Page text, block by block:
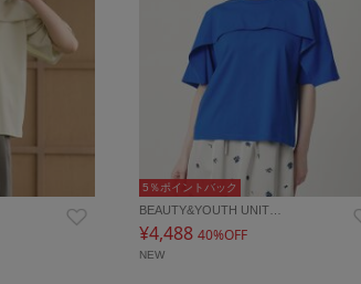
5％ポイントバック
BEAUTY&YOUTH UNIT…
¥4,488 40%OFF
NEW